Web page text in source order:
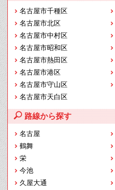
名古屋市千種区
名古屋市北区
名古屋市中村区
名古屋市昭和区
名古屋市熱田区
名古屋市港区
名古屋市守山区
名古屋市天白区
路線から探す
名古屋
鶴舞
栄
今池
久屋大通